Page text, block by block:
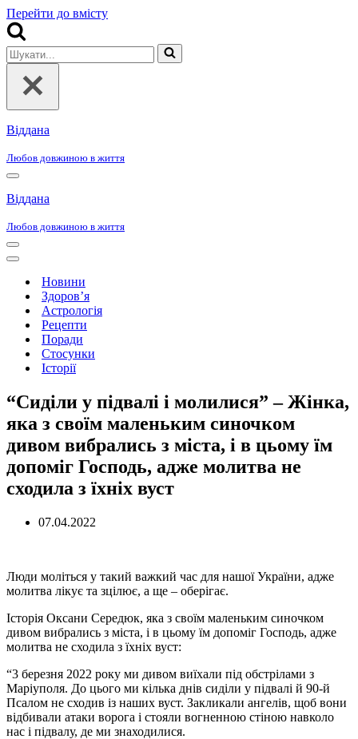
Перейти до вмісту
Шукати...
Віддана
Любов довжиною в життя
Меню
навігації
Віддана
Любов довжиною в життя
Меню
навігації
Меню
навігаціїНовини
Здоров’я
Астрологія
Рецепти
Поради
Стосунки
Історії
“Сиділи у підвалі і молилися” – Жінка,
яка з своїм маленьким синочком
дивом вибрались з міста, і в цьому їм
допоміг Господь, адже молитва не
сходила з їхніх вуст
07.04.2022
Люди моліться у такий важкий час для нашої України, адже
молитва лікує та зцілює, а ще – оберігає.
Історія Оксани Середюк, яка з своїм маленьким синочком
дивом вибрались з міста, і в цьому їм допоміг Господь, адже
молитва не сходила з їхніх вуст:
“3 березня 2022 року ми дивом виїхали під обстрілами з
Маріуполя. До цього ми кілька днів сиділи у підвалі й 90-й
Псалом не сходив із наших вуст. Закликали ангелів, щоб вони
відбивали атаки ворога і стояли вогненною стіною навколо
нас і підвалу, де ми знаходилися.